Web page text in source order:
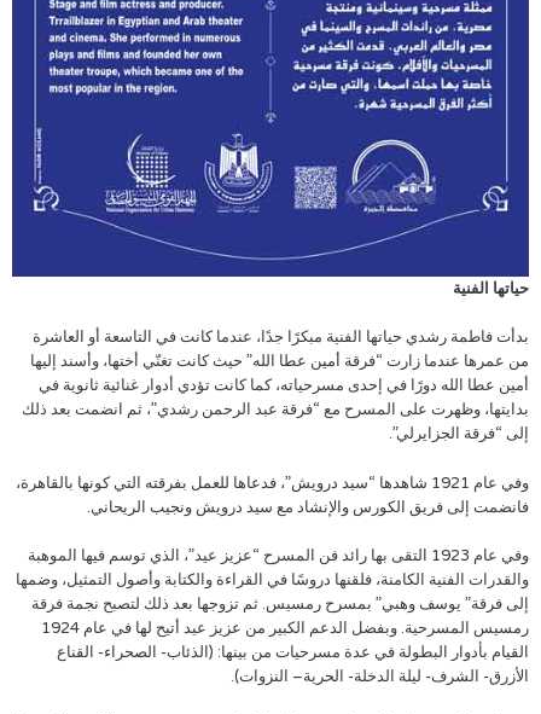
حياتها الفنية
بدأت فاطمة رشدي حياتها الفنية مبكرًا جدًا، عندما كانت في التاسعة أو العاشرة
من عمرها عندما زارت “فرقة أمين عطا الله” حيث كانت تغنّي أختها، وأسند إليها
أمين عطا الله دورًا في إحدى مسرحياته، كما كانت تؤدي أدوار غنائية ثانوية في
بدايتها، وظهرت على المسرح مع “فرقة عبد الرحمن رشدي”، ثم انضمت بعد ذلك
إلى “فرقة الجزايرلي”.
وفي عام 1921 شاهدها “سيد درويش”، فدعاها للعمل بفرقته التي كونها بالقاهرة،
فانضمت إلى فريق الكورس والإنشاد مع سيد درويش ونجيب الريحاني.
وفي عام 1923 التقى بها رائد فن المسرح “عزيز عيد”، الذي توسم فيها الموهبة
والقدرات الفنية الكامنة، فلقنها دروسًا في القراءة والكتابة وأصول التمثيل، وضمها
إلى فرقة” يوسف وهبي” بمسرح رمسيس. ثم تزوجها بعد ذلك لتصبح نجمة فرقة
رمسيس المسرحية. وبفضل الدعم الكبير من عزيز عيد أتيح لها في عام 1924
القيام بأدوار البطولة في عدة مسرحيات من بينها: (الذئاب- الصحراء- القناع
الأزرق- الشرف- ليلة الدخلة- الحرية– النزوات).